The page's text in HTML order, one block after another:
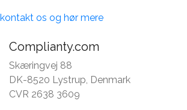
kontakt os og hør mere
Complianty.com
Skæringvej 88
DK-8520 Lystrup, Denmark
CVR 2638 3609